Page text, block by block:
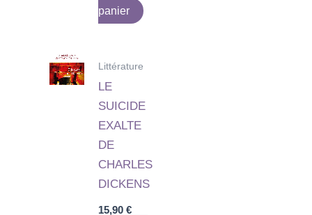
panier
Littérature
LE
SUICIDE
EXALTE
DE
CHARLES
DICKENS
15,90€